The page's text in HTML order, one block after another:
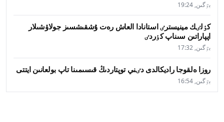
بٷگىن, 19:24
كٶلٸك مينيسترٸ استانادا العاش رەت ۇشقىشسىز جولاۋشىلار
اپپاراتىن سىناپ كٶردٸ
بٷگىن, 17:32
روزا ەلقوجا راديكالدى دٸني توپتاردىڭ قىسىمىنا تاپ بولعانىن ايتتى
بٷگىن, 16:54